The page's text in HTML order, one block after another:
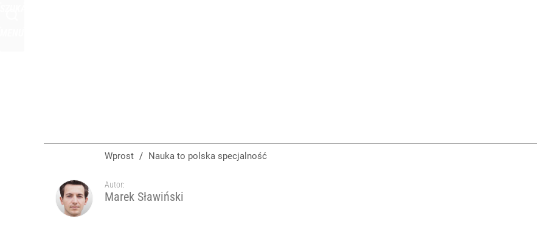
Wprost / Nauka to polska specjalność
Autor:
Marek Sławiński